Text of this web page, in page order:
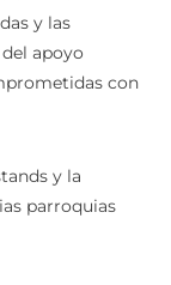
y las
apoyo
con
y la
parroquias